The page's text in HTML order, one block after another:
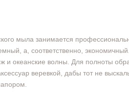
мыла занимается
а, соответственно,
и океанские волны. Для полноты
веревкой, дабы тот не